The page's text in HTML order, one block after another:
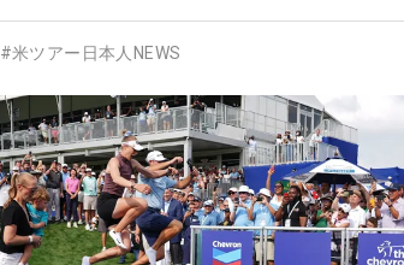
#米ツアー日本人NEWS